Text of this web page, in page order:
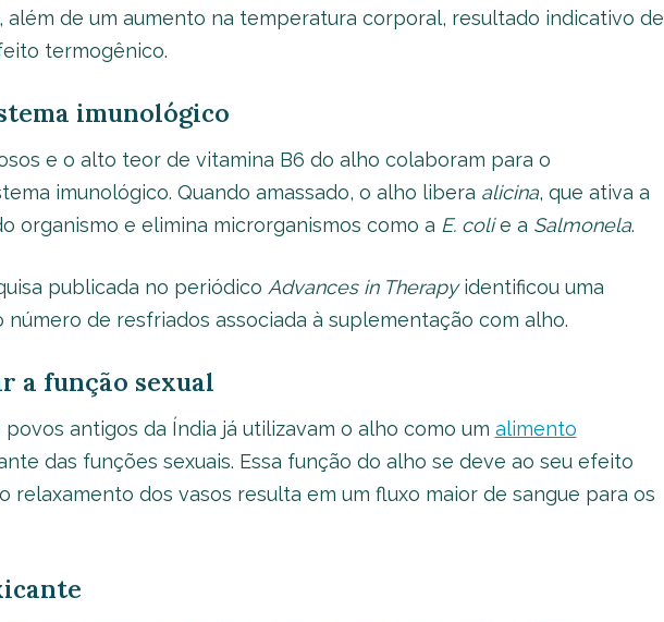
além de um aumento na temperatura corporal, resultado indicativo de
termogênico.
imunológico
e o alto teor de vitamina B6 do alho colaboram para o
imunológico. Quando amassado, o alho libera alicina, que ativa a
organismo e elimina microrganismos como a E. colie a Salmonela.
publicada no periódico Advances in Therapyidentificou uma
número de resfriados associada à suplementação com alho.
a função sexual
antigos da Índia já utilizavam o alho como um alimento
das funções sexuais. Essa função do alho se deve ao seu efeito
relaxamento dos vasos resulta em um fluxo maior de sangue para os